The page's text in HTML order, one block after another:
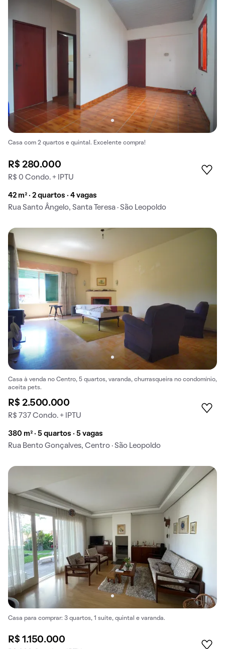
Casa com 2 quartos e quintal. Excelente compra!
R$ 280.000
R$ 0 Condo. + IPTU
42 m² · 2 quartos · 4 vagas
Rua Santo Ângelo, Santa Teresa · São Leopoldo
Casa à venda no Centro, 5 quartos, varanda, churrasqueira no condomínio,
aceita pets.
R$ 2.500.000
R$ 737 Condo. + IPTU
380 m² · 5 quartos · 5 vagas
Rua Bento Gonçalves, Centro · São Leopoldo
Casa para comprar: 3 quartos, 1 suíte, quintal e varanda.
R$ 1.150.000